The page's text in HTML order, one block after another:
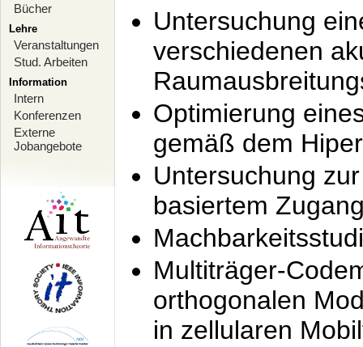
Bücher
Lehre
Veranstaltungen
Stud. Arbeiten
Information
Intern
Konferenzen
Externe
Jobangebote
Untersuchung
verschiedenen
Optimierung
gemäß dem
Untersuchung
basiertem
Multiträger-
orthogonalen
in zellularen